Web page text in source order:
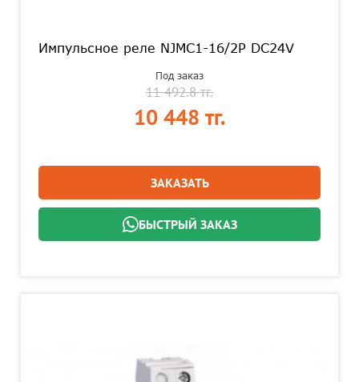
Импульсное реле NJMC1-16/2P DC24V
Под заказ
11 492.8 тг.
10 448 тг.
ЗАКАЗАТЬ
БЫСТРЫЙ ЗАКАЗ